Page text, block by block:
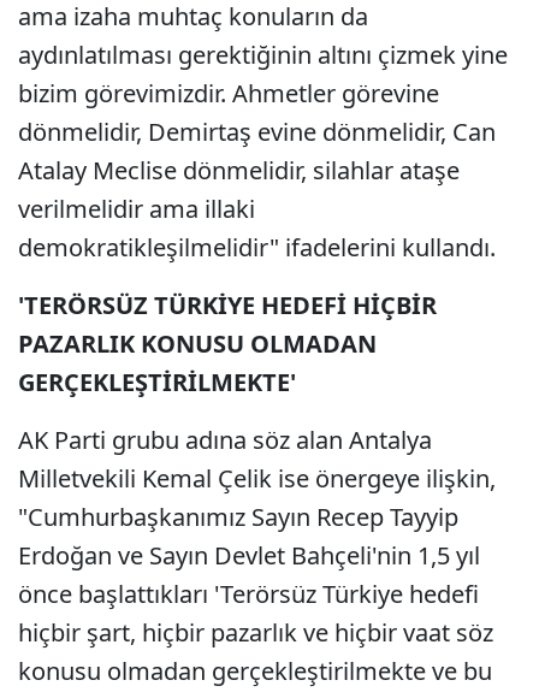
ama izaha muhtaç konuların da
aydınlatılması gerektiğinin altını çizmek yine
bizim görevimizdir. Ahmetler görevine
dönmelidir, Demirtaş evine dönmelidir, Can
Atalay Meclise dönmelidir, silahlar ataşe
verilmelidir ama illaki
demokratikleşilmelidir" ifadelerini kullandı.
'TERÖRSÜZ TÜRKİYE HEDEFİ HİÇBİR
PAZARLIK KONUSU OLMADAN
GERÇEKLEŞTİRİLMEKTE'
AK Parti grubu adına söz alan Antalya
Milletvekili Kemal Çelik ise önergeye ilişkin,
"Cumhurbaşkanımız Sayın Recep Tayyip
Erdoğan ve Sayın Devlet Bahçeli'nin 1,5 yıl
önce başlattıkları 'Terörsüz Türkiye hedefi
hiçbir şart, hiçbir pazarlık ve hiçbir vaat söz
konusu olmadan gerçekleştirilmekte ve bu